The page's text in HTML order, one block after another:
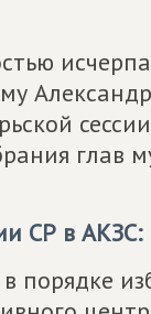
глав
СР в АКЗС:
порядке